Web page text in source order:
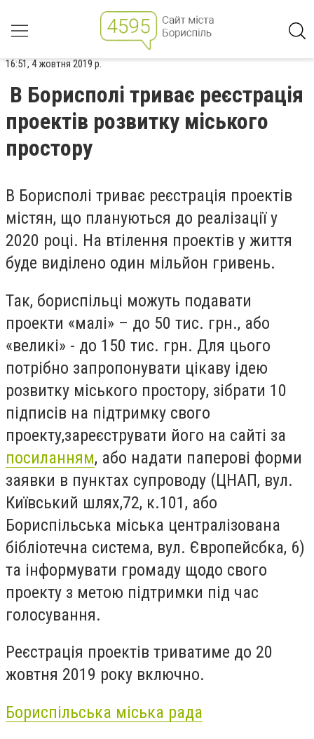
16:51, 4 жовтня 2019 р.
В Борисполі триває реєстрація
проектів розвитку міського
простору
В Борисполі триває реєстрація проектів
містян, що плануються до реалізації у
2020 році. На втілення проектів у життя
буде виділено один мільйон гривень.
Так, бориспільці можуть подавати
проекти «малі» – до 50 тис. грн., або
«великі» - до 150 тис. грн. Для цього
потрібно запропонувати цікаву ідею
розвитку міського простору, зібрати 10
підписів на підтримку свого
проекту,зареєструвати його на сайті за
посиланням, або надати паперові форми
заявки в пунктах супроводу (ЦНАП, вул.
Київський шлях,72, к.101, або
Бориспільська міська централізована
бібліотечна система, вул. Європейсбка, 6)
та інформувати громаду щодо свого
проекту з метою підтримки під час
голосування.
Реєстрація проектів триватиме до 20
жовтня 2019 року включно.
Бориспільська міська рада